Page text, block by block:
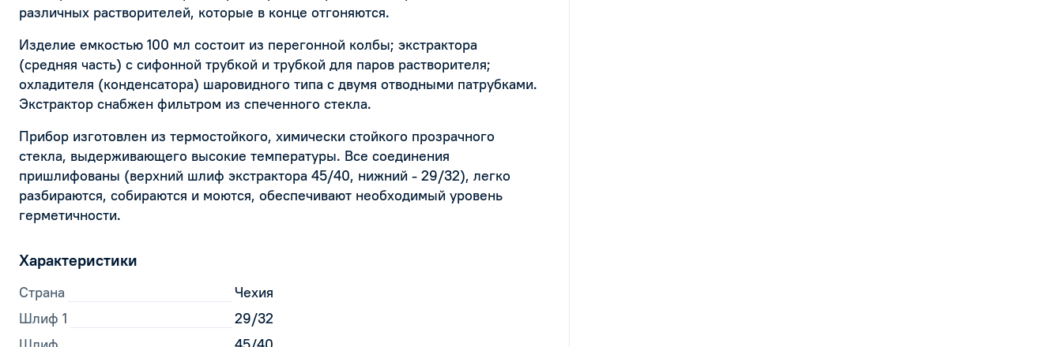
различных растворителей, которые в конце отгоняются.
Изделие емкостью 100 мл состоит из перегонной колбы; экстрактора
(средняя часть) с сифонной трубкой и трубкой для паров растворителя;
охладителя (конденсатора) шаровидного типа с двумя отводными патрубками.
Экстрактор снабжен фильтром из спеченного стекла.
Прибор изготовлен из термостойкого, химически стойкого прозрачного
стекла, выдерживающего высокие температуры. Все соединения
пришлифованы (верхний шлиф экстрактора 45/40, нижний - 29/32), легко
разбираются, собираются и моются, обеспечивают необходимый уровень
герметичности.
Характеристики
Страна
Чехия
Шлиф 1
29/32